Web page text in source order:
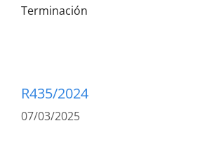
Terminación
R435/2024
07/03/2025